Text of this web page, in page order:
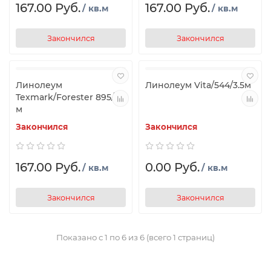
167.00 Руб./ кв.м
Закончился
167.00 Руб./ кв.м
Закончился
Линолеум
Texmark/Forester 895/4
м
Закончился
167.00 Руб./ кв.м
Закончился
Линолеум Vita/544/3.5м
Закончился
0.00 Руб./ кв.м
Закончился
Показано с 1 по 6 из 6 (всего 1 страниц)